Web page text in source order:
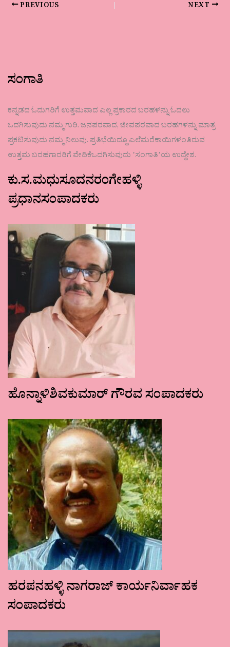
PREVIOUS NEXT
ಸಂಗಾತಿ
ಕನ್ನಡದ ಓದುಗರಿಗೆ ಉತ್ತಮವಾದ ಎಲ್ಲ ಪ್ರಕಾರದ ಬರಹಳನ್ನು ಓದಲು
ಒದಗಿಸುವುದು ನಮ್ಮ ಗುರಿ. ಜನಪರವಾದ, ಜೀವಪರವಾದ ಬರಹಗಳನ್ನು ಮಾತ್ರ
ಪ್ರಕಟಿಸುವುದು ನಮ್ಮ ನಿಲುವು. ಪ್ರತಿಭೆಯಿದ್ದೂ ಎಲೆಮರೆಕಾಯಿಗಳಂತಿರುವ
ಉತ್ತಮ ಬರಹಗಾರರಿಗೆ ವೇದಿಕೆಒದಗಿಸುವುದು ʼಸಂಗಾತಿʼಯ ಉದ್ದೇಶ.
ಕು.ಸ.ಮಧುಸೂದನರಂಗೇಹಳ್ಳಿ
ಪ್ರಧಾನಸಂಪಾದಕರು
ಹೊನ್ನಾಳಿಶಿವಕುಮಾರ್ ಗೌರವ ಸಂಪಾದಕರು
ಹರಪನಹಳ್ಳಿ ನಾಗರಾಜ್ ಕಾರ್ಯನಿರ್ವಾಹಕ
ಸಂಪಾದಕರು